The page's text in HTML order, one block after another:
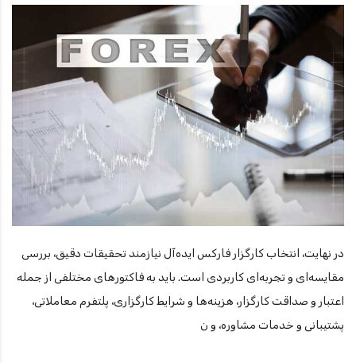
در نهایت، انتخاب کارگزار فارکس ایده‌آل نیازمند تحقیقات دقیق، بررسی
مقایسه‌ای و تجربه‌ای کاربردی است. باید به فاکتورهای مختلفی از جمله
اعتبار و صداقت کارگزار، هزینه‌ها و شرایط کارگزاری، پلتفرم معاملاتی،
پشتیبانی و خدمات مشاوره، و ن